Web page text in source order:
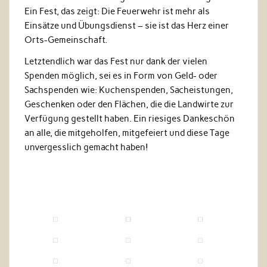
Ein Fest, das zeigt: Die Feuerwehr ist mehr als
Einsätze und Übungsdienst – sie ist das Herz einer
Orts-Gemeinschaft.
Letztendlich war das Fest nur dank der vielen
Spenden möglich, sei es in Form von Geld- oder
Sachspenden wie: Kuchenspenden, Sacheistungen,
Geschenken oder den Flächen, die die Landwirte zur
Verfügung gestellt haben. Ein riesiges Dankeschön
an alle, die mitgeholfen, mitgefeiert und diese Tage
unvergesslich gemacht haben!